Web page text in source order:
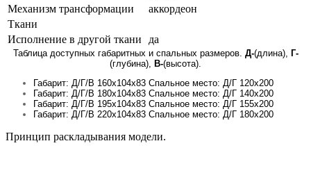
Механизм трансформации
аккордеон
Ткани
Исполнение в другой ткани
да
Таблица доступных габаритных и спальных размеров. Д-(длина),
Г-
(глубина),
В-(высота).
Габарит: Д/Г/В 160х104х83 Спальное место: Д/Г 120х200
Габарит: Д/Г/В 180х104х83 Спальное место: Д/Г 140х200
Габарит: Д/Г/В 195х104х83 Спальное место: Д/Г 155х200
Габарит: Д/Г/В 220х104х83 Спальное место: Д/Г 180х200
Принцип раскладывания модели.